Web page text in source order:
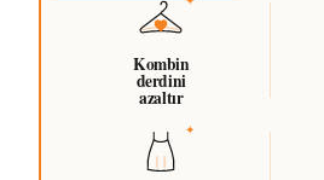
Kombin
derdini
azaltır